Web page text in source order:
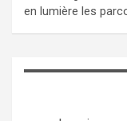
en lumière les